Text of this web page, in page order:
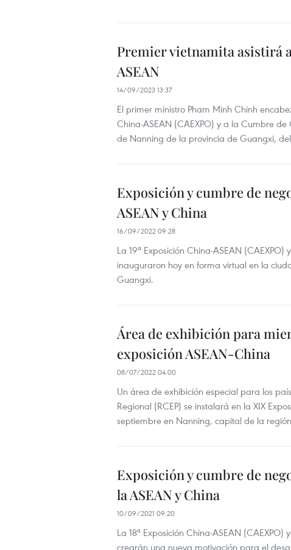
Premier vietnamita asistirá
ASEAN
14/09/2023 13:37
El primer ministro Pham Minh Chinh
China-ASEAN (CAEXPO) y a la Cumbre
de Nanning de la provincia de Guangxi,
Exposición y cumbre de
ASEAN y China
16/09/2022 09:28
La 19ª Exposición China-ASEAN
inauguraron hoy en forma virtual en la
Guangxi.
Área de exhibición para
exposición ASEAN-China
08/07/2022 04:00
Un área de exhibición especial para los
Regional (RCEP) se instalará en la XIX
septiembre en Nanning, capital de la
Exposición y cumbre de
la ASEAN y China
10/09/2021 09:20
La 18ª Exposición China-ASEAN
crearán una nueva motivación para el